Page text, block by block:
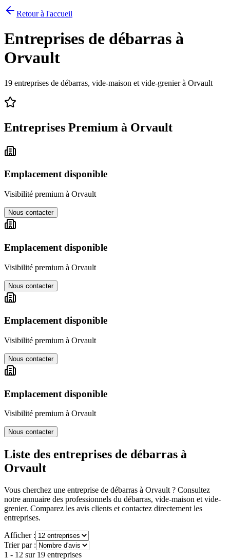
Retour à l'accueil
Entreprises de débarras à
Orvault
19 entreprises de débarras, vide-maison et vide-grenier à Orvault
Entreprises Premium à Orvault
Emplacement disponible
Visibilité premium à Orvault
Nous contacter
Emplacement disponible
Visibilité premium à Orvault
Nous contacter
Emplacement disponible
Visibilité premium à Orvault
Nous contacter
Emplacement disponible
Visibilité premium à Orvault
Nous contacter
Liste des entreprises de débarras à
Orvault
Vous cherchez une entreprise de débarras à Orvault ? Consultez
notre annuaire des professionnels du débarras, vide-maison et vide-
grenier. Comparez les avis clients et contactez directement les
entreprises.
Afficher :
Trier par :
1 - 12 sur 19 entreprises